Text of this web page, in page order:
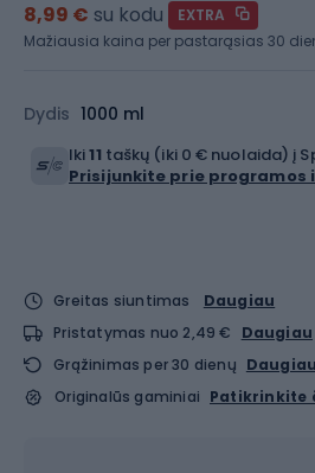
Dydis 1000 ml
8,99 € su kodu
EXTRA
Mažiausia kaina per pastarąsias 30
Iki11 taškų (iki 0 € nuolaida) į
Prisijunkite prie programos
Greitas siuntimas
Daugiau
Pristatymas nuo 2,49 €
Daugiau
Grąžinimas per 30 dienų Daugiau
Originalūs gaminiai Patikrinkite